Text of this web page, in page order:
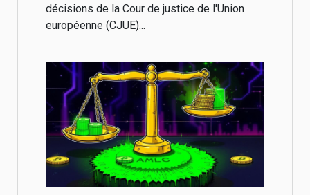
décisions de la Cour de justice de l'Union
européenne (CJUE)...